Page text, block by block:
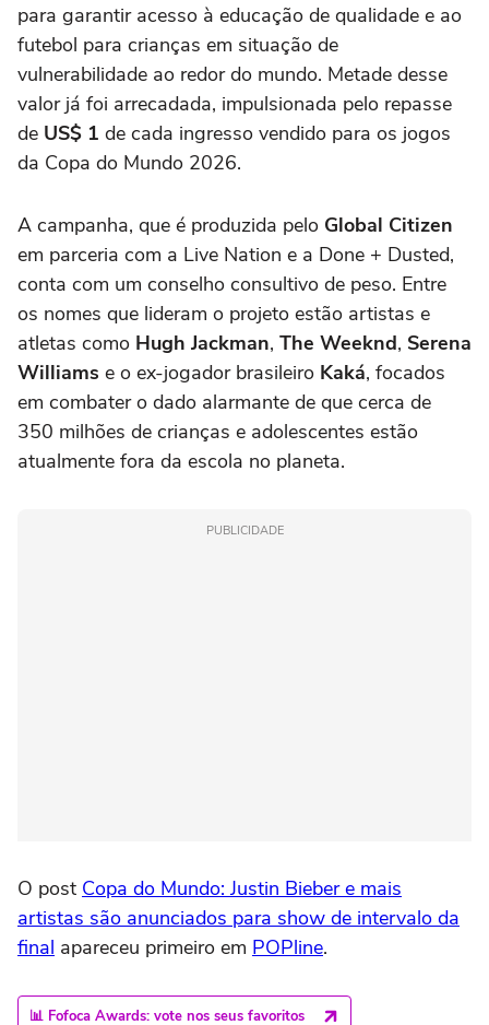
para garantir acesso à educação de qualidade e ao
futebol para crianças em situação de
vulnerabilidade ao redor do mundo. Metade desse
valor já foi arrecadada, impulsionada pelo repasse
de US$ 1 de cada ingresso vendido para os jogos
da Copa do Mundo 2026.
A campanha, que é produzida pelo Global Citizen
em parceria com a Live Nation e a Done + Dusted,
conta com um conselho consultivo de peso. Entre
os nomes que lideram o projeto estão artistas e
atletas como Hugh Jackman, The Weeknd, Serena
Williams e o ex-jogador brasileiro Kaká, focados
em combater o dado alarmante de que cerca de
350 milhões de crianças e adolescentes estão
atualmente fora da escola no planeta.
PUBLICIDADE
O post Copa do Mundo: Justin Bieber e mais
artistas são anunciados para show de intervalo da
final apareceu primeiro em POPline.
📊 Fofoca Awards: vote nos seus favoritos